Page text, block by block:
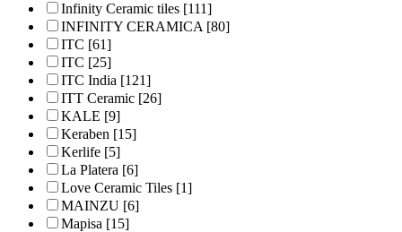
Infinity Ceramic tiles [111]
INFINITY CERAMICA[80]
ITC [61]
ITC [25]
ITC India [121]
ITT Ceramic [26]
KALE [9]
Keraben [15]
Kerlife [5]
La Platera [6]
Love Ceramic Tiles [1]
MAINZU [6]
Mapisa [15]